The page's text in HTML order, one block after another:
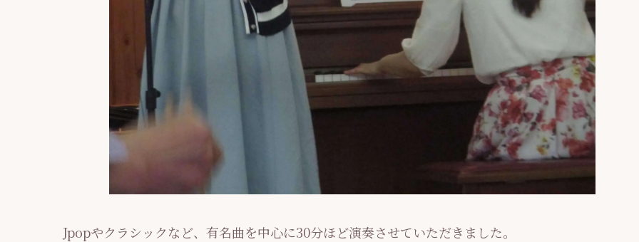
Jpopやクラシックなど、有名曲を中心に30分ほど演奏させていただきました。